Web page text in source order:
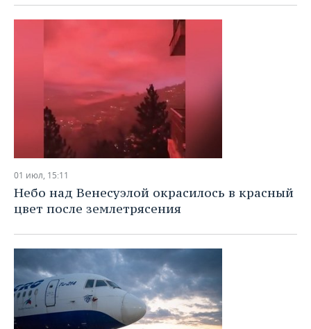
01 июл, 15:11
Небо над Венесуэлой окрасилось в красный
цвет после землетрясения